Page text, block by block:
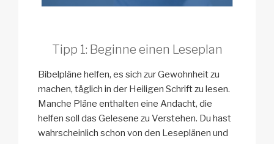
Tipp 1: Beginne einen Leseplan
Bibelpläne helfen, es sich zur Gewohnheit zu
machen, täglich in der Heiligen Schrift zu lesen.
Manche Pläne enthalten eine Andacht, die
helfen soll das Gelesene zu Verstehen. Du hast
wahrscheinlich schon von den Leseplänen und